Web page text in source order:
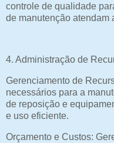
controle de qualidade
de manutenção atendam
4. Administração de
Gerenciamento de
necessários para a
de reposição e
e uso eficiente.
Orçamento e Custos: